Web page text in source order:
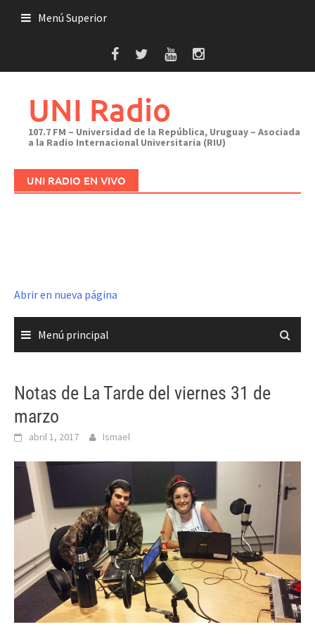
Menú Superior
UNI Radio
107.7 FM – Universidad de la República, Uruguay – Asociada
a la Radio Internacional Universitaria (RIU)
UNI RADIO EN VIVO
Abrir en nueva página
Menú principal
Notas de La Tarde del viernes 31 de
marzo
abril 1, 2017 Ismael